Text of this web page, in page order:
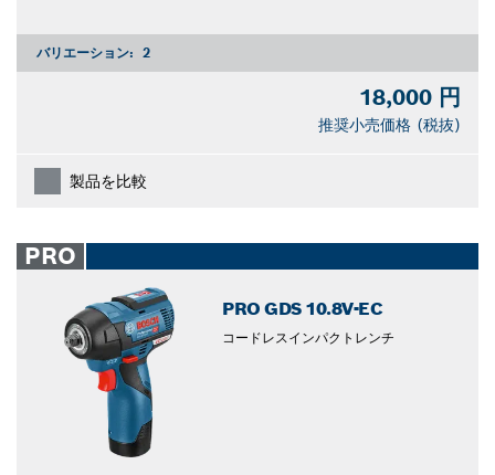
バリエーション: 2
18,000 円
推奨小売価格 (税抜)
製品を比較
PRO
PRO GDS 10.8V-EC
コードレスインパクトレンチ